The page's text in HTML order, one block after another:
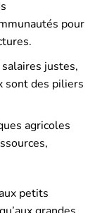
pour
justes,
sont des piliers
agricoles
petits